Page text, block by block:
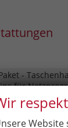
-
für
- EU-
Website